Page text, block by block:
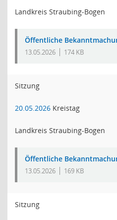
Landkreis Straubing-Bogen
Öffentliche
13.05.2026 174 KB
Sitzung
20.05.2026 Kreistag
Landkreis Straubing-Bogen
Öffentliche
13.05.2026 169 KB
Sitzung